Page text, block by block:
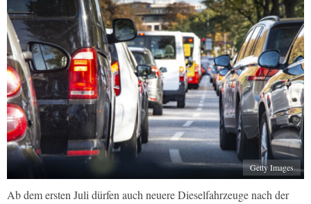
Getty Images
Ab dem ersten Juli dürfen auch neuere Dieselfahrzeuge nach der